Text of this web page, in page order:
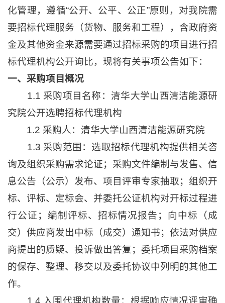
化管理，遵循“公开、公平、公正”原则，对我院需
要招标代理服务（货物、服务和工程），含政府资
金及其他资金来源需要通过招标采购的项目进行招
标代理机构公开询比，现将有关事项公告如下：
一、采购项目概况
1.1 采购项目名称：清华大学山西清洁能源研
究院公开选聘招标代理机构
1.2 采购人：清华大学山西清洁能源研究院
1.3 采购范围：选取招标代理机构提供相关咨
询及组织采购需求论证；采购文件编制与发售、信
息公告（公示）发布、项目评审专家抽取；组织开
标、评标、定标会、并委托公证机构对开标过程进
行公证；编制评标、招标情况报告；向中标（成
交）供应商发出中标（成交）通知书；依法对供应
商提出的质疑、投诉做出答复；委托项目采购档案
的保存、整理、移交以及委托协议中列明的其他工
作。
1.4 入围代理机构数量：根据响应情况评审确